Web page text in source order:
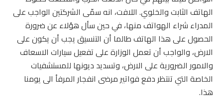
الهاتف الثابت والخلوي. اللافت، انه سمّى الشركتين الواجب على
المدراء شراء الهواتف منها، في حين سأل هؤلاء عن ضرورة
الحصول على هذا الهاتف طالما أن التنسيق يجب أن يكون على
الارض، والواجب أن تعمل الوزارة على تفعيل سيارات الاسعاف
والامور الضرورية على الارض، وتسديد ديونها للمستشفيات
الخاصة التي تنتظر دفع فواتير مرضى انفجار المرفأ الى يومنا
هذا.